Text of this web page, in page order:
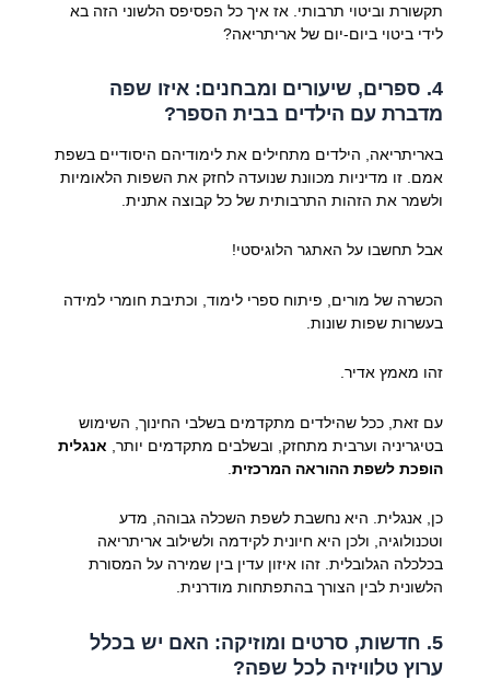
תקשורת וביטוי תרבותי. אז איך כל הפסיפס הלשוני הזה בא
לידי ביטוי ביום-יום של אריתריאה?
4. ספרים, שיעורים ומבחנים: איזו שפה
מדברת עם הילדים בבית הספר?
באריתריאה, הילדים מתחילים את לימודיהם היסודיים בשפת
אמם. זו מדיניות מכוונת שנועדה לחזק את השפות הלאומיות
ולשמר את הזהות התרבותית של כל קבוצה אתנית.
אבל תחשבו על האתגר הלוגיסטי!
הכשרה של מורים, פיתוח ספרי לימוד, וכתיבת חומרי למידה
בעשרות שפות שונות.
זהו מאמץ אדיר.
עם זאת, ככל שהילדים מתקדמים בשלבי החינוך, השימוש
בטיגריניה וערבית מתחזק, ובשלבים מתקדמים יותר, אנגלית
הופכת לשפת ההוראה המרכזית.
כן, אנגלית. היא נחשבת לשפת השכלה גבוהה, מדע
וטכנולוגיה, ולכן היא חיונית לקידמה ולשילוב אריתריאה
בכלכלה הגלובלית. זהו איזון עדין בין שמירה על המסורת
הלשונית לבין הצורך בהתפתחות מודרנית.
5. חדשות, סרטים ומוזיקה: האם יש בכלל
ערוץ טלוויזיה לכל שפה?